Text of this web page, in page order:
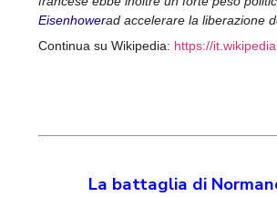
Eisenhowerad accelerare la liberazione
Continua su Wikipedia: https://
La battaglia di